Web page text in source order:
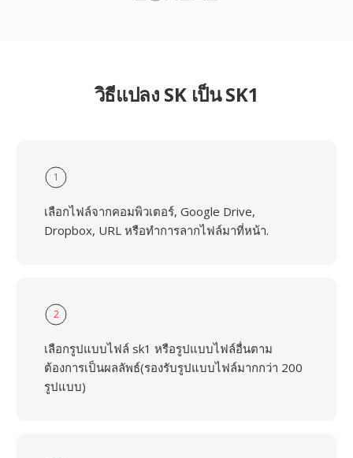
วิธีแปลง SK เป็น SK1
1
เลือกไฟล์จากคอมพิวเตอร์, Google Drive,
Dropbox, URL หรือทำการลากไฟล์มาที่หน้า.
2
เลือกรูปแบบไฟล์ sk1 หรือรูปแบบไฟล์อื่นตาม
ต้องการเป็นผลลัพธ์(รองรับรูปแบบไฟล์มากกว่า 200
รูปแบบ)